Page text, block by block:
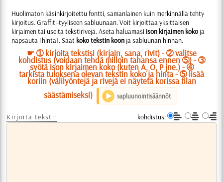
Huolimaton käsinkirjoitettu fontti, samanlainen kuin merkinnällä tehty
kirjoitus. Graffiti-tyyliseen sabluunaan. Voit kirjoittaa yksittäisen
kirjaimen tai useita tekstirivejä. Aseta haluamasi ison kirjaimen koko ja
napsauta [hinta]. Saat koko tekstin koon ja sabluunan hinnan.
☛ ➀ kirjoita tekstisi (kirjain, sana, rivit) - ➁ valitse
kohdistus (voidaan tehdä milloin tahansa ennen ➄) - ➂
syötä ison kirjaimen koko (kuten A, O, P jne.) - ➃
tarkista tuloksena olevan tekstin koko ja hinta - ➄ lisää
koriin (välilyöntejä ja rivejä ei näytetä korissa tilan
säästämiseksi)
sapluunointisäännöt
Kirjoita teksti: kohdistus: